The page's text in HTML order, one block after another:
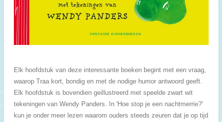
Elk hoofdstuk van deze interessante boeken begint met een vraag,
waarop Traa kort, bondig en met de nodige humor antwoord geeft.
Elk hoofdstuk is bovendien geillustreerd met speelde zwart wit
tekeningen van Wendy Panders. In 'Hoe stop je een nachtmerrie?'
kun je onder meer lezen waarom ouders steeds zeuren dat je op tijd